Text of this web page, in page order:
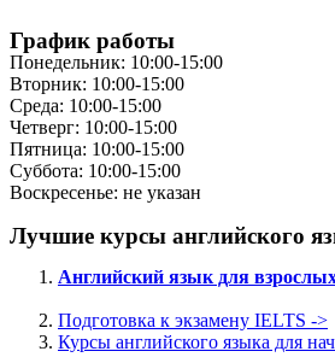
График работы
Понедельник: 10:00-15:00
Вторник: 10:00-15:00
Среда: 10:00-15:00
Четверг: 10:00-15:00
Пятница: 10:00-15:00
Суббота: 10:00-15:00
Воскресенье: не указан
Лучшие курсы английского
Английский язык для
Подготовка к экзамену IELTS ->
Курсы английского языка для